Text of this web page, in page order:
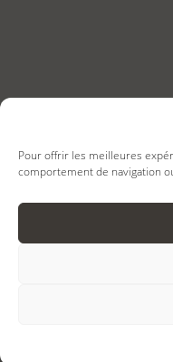
Pour offrir les meilleures
comportement de navigation